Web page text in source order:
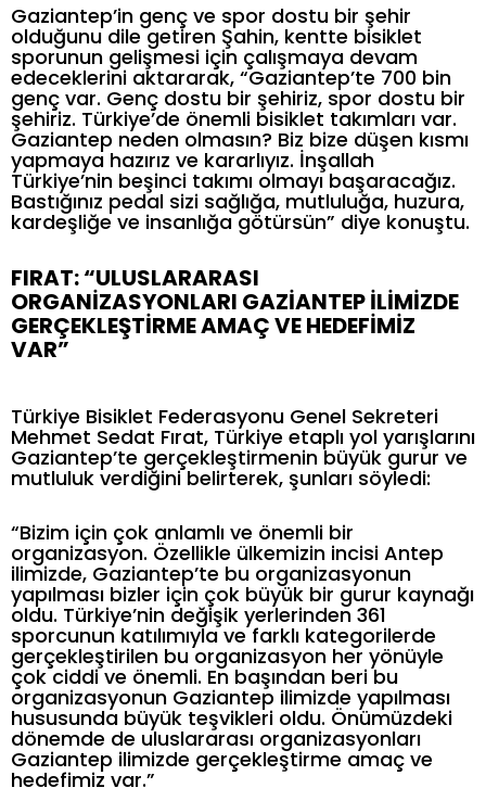
Gaziantep’in genç ve spor dostu bir şehir
olduğunu dile getiren Şahin, kentte bisiklet
sporunun gelişmesi için çalışmaya devam
edeceklerini aktararak, “Gaziantep’te 700 bin
genç var. Genç dostu bir şehiriz, spor dostu bir
şehiriz. Türkiye’de önemli bisiklet takımları var.
Gaziantep neden olmasın? Biz bize düşen kısmı
yapmaya hazırız ve kararlıyız. İnşallah
Türkiye’nin beşinci takımı olmayı başaracağız.
Bastığınız pedal sizi sağlığa, mutluluğa, huzura,
kardeşliğe ve insanlığa götürsün” diye konuştu.
FIRAT: “ULUSLARARASI
ORGANİZASYONLARI GAZİANTEP İLİMİZDE
GERÇEKLEŞTİRME AMAÇ VE HEDEFİMİZ
VAR”
Türkiye Bisiklet Federasyonu Genel Sekreteri
Mehmet Sedat Fırat, Türkiye etaplı yol yarışlarını
Gaziantep’te gerçekleştirmenin büyük gurur ve
mutluluk verdiğini belirterek, şunları söyledi:
“Bizim için çok anlamlı ve önemli bir
organizasyon. Özellikle ülkemizin incisi Antep
ilimizde, Gaziantep’te bu organizasyonun
yapılması bizler için çok büyük bir gurur kaynağı
oldu. Türkiye’nin değişik yerlerinden 361
sporcunun katılımıyla ve farklı kategorilerde
gerçekleştirilen bu organizasyon her yönüyle
çok ciddi ve önemli. En başından beri bu
organizasyonun Gaziantep ilimizde yapılması
hususunda büyük teşvikleri oldu. Önümüzdeki
dönemde de uluslararası organizasyonları
Gaziantep ilimizde gerçekleştirme amaç ve
hedefimiz var.”